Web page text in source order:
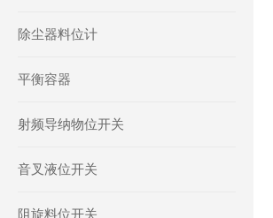
除尘器料位计
平衡容器
射频导纳物位开关
音叉液位开关
阻旋料位开关